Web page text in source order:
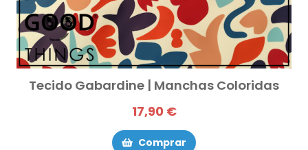
Tecido Gabardine | Manchas Coloridas
17,90 €
Comprar